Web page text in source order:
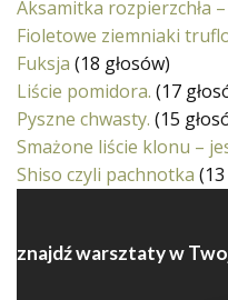
Aksamitka rozpierzchła
Fioletowe ziemniaki
Fuksja (18 głosów)
Liście pomidora. (17
Pyszne chwasty. (15
Smażone liście klonu –
Shiso czyli pachnotka
znajdź warsztaty w